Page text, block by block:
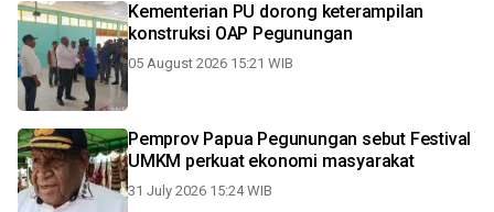
Kementerian PU dorong keterampilan
konstruksi OAP Pegunungan
05 August 2026 15:21 WIB
Pemprov Papua Pegunungan sebut Festival
UMKM perkuat ekonomi masyarakat
31 July 2026 15:24 WIB